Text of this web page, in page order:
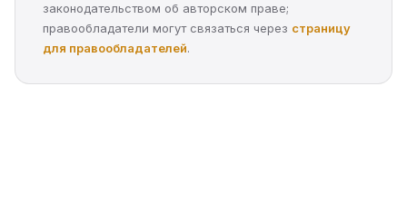
законодательством об авторском праве;
правообладатели могут связаться через страницу
для правообладателей.